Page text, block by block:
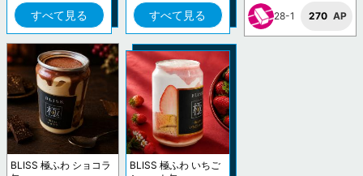
すべて見る すべて見る 28-1 270 AP
BLISS 極ふわ ショコラ
BLISS 極ふわ いちご